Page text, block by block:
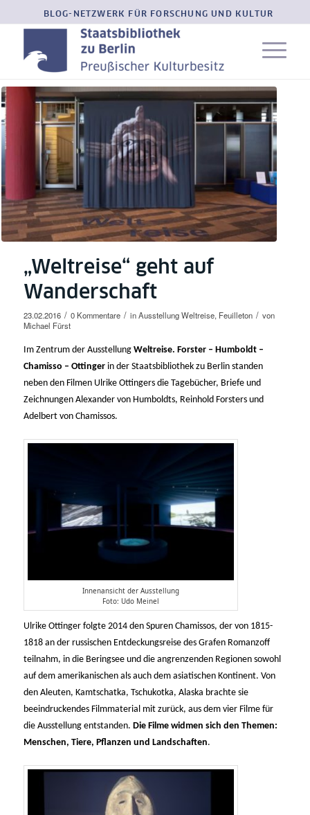
BLOG-NETZWERK FÜR FORSCHUNG UND KULTUR
„Weltreise“ geht auf
Wanderschaft
23.02.2016 / 0 Kommentare / inAusstellung Weltreise, Feuilleton / von
Michael Fürst
Im Zentrum der Ausstellung Weltreise. Forster – Humboldt –
Chamisso – Ottingerin der Staatsbibliothek zu Berlin standen
neben den Filmen Ulrike Ottingers die Tagebücher, Briefe und
Zeichnungen Alexander von Humboldts, Reinhold Forsters und
Adelbert von Chamissos.
Innenansicht der Ausstellung
Foto: Udo Meinel
Ulrike Ottinger folgte 2014 den Spuren Chamissos, der von 1815-
1818 an der russischen Entdeckungsreise des Grafen Romanzoff
teilnahm, in die Beringsee und die angrenzenden Regionen sowohl
auf dem amerikanischen als auch dem asiatischen Kontinent. Von
den Aleuten, Kamtschatka, Tschukotka, Alaska brachte sie
beeindruckendes Filmmaterial mit zurück, aus dem vier Filme für
die Ausstellung entstanden. Die Filme widmen sich den Themen:
Menschen, Tiere, Pflanzen und Landschaften.